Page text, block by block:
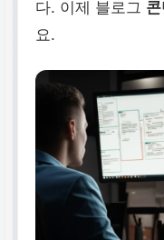
다. 이제 블로그
요.